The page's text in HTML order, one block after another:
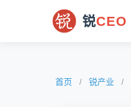
锐CEO
首页 / 锐产业 /